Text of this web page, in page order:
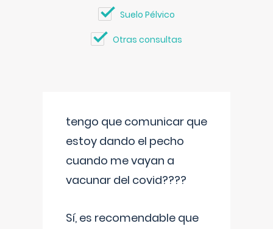
Suelo Pélvico
Otras consultas
tengo que comunicar que
estoy dando el pecho
cuando me vayan a
vacunar del covid????
Sí, es recomendable que